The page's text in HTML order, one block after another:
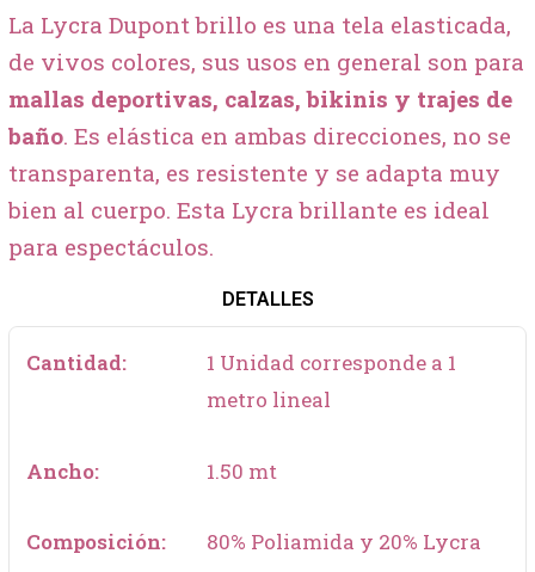
La Lycra Dupont brillo es una tela elasticada,
de vivos colores, sus usos en general son para
mallas deportivas, calzas, bikinis y trajes de
baño. Es elástica en ambas direcciones, no se
transparenta, es resistente y se adapta muy
bien al cuerpo. Esta Lycra brillante es ideal
para espectáculos.
DETALLES
Cantidad:
1 Unidad corresponde a 1
metro lineal
Ancho: 1.50 mt
Composición: 80% Poliamida y 20% Lycra